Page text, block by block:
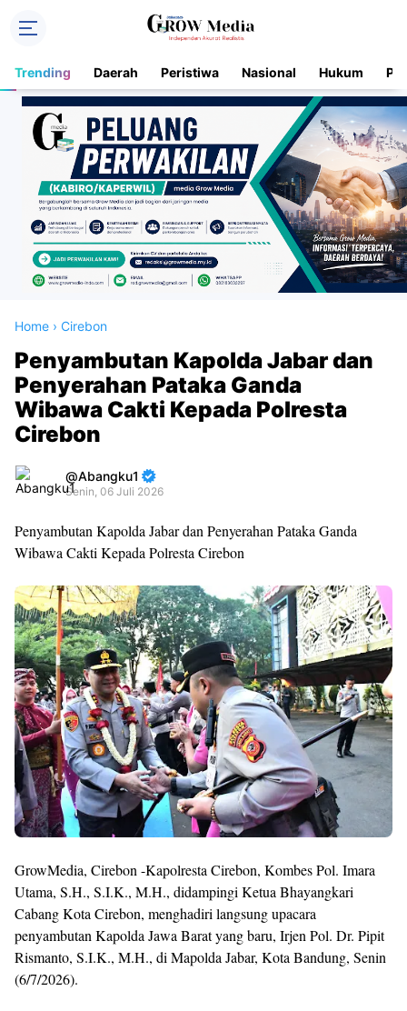
Trending Daerah Peristiwa Nasional Hukum
Home › Cirebon
Penyambutan Kapolda Jabar dan
Penyerahan Pataka Ganda
Wibawa Cakti Kepada Polresta
Cirebon
Abangku1
Senin, 06 Juli 2026
Premium
By
Design
With
Shroff
Templates
Penyambutan Kapolda Jabar dan Penyerahan Pataka Ganda
Wibawa Cakti Kepada Polresta Cirebon
GrowMedia, Cirebon -Kapolresta Cirebon, Kombes Pol. Imara
Utama, S.H., S.I.K., M.H., didampingi Ketua Bhayangkari
Cabang Kota Cirebon, menghadiri langsung upacara
penyambutan Kapolda Jawa Barat yang baru, Irjen Pol. Dr. Pipit
Rismanto, S.I.K., M.H., di Mapolda Jabar, Kota Bandung, Senin
(6/7/2026).